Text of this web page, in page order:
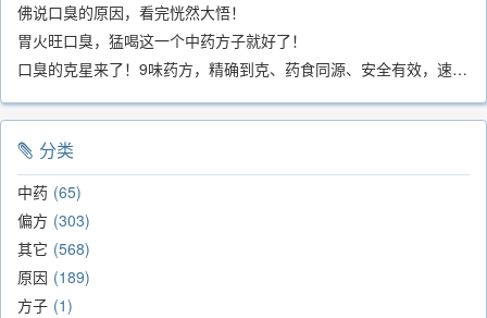
佛说口臭的原因，看完恍然大悟！
胃火旺口臭，猛喝这一个中药方子就好了！
口臭的克星来了！9味药方，精确到克、药食同源、安全有效，速看！
分类
中药 65
偏方 303
其它 568
原因 189
方子 1